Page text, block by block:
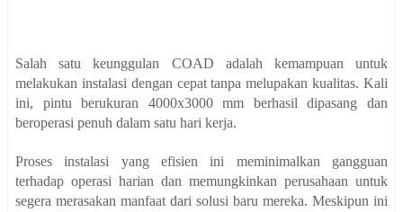
Salah satu keunggulan COAD adalah kemampuan untuk
melakukan instalasi dengan cepat tanpa melupakan kualitas. Kali
ini, pintu berukuran 4000x3000 mm berhasil dipasang dan
beroperasi penuh dalam satu hari kerja.
Proses instalasi yang efisien ini meminimalkan gangguan
terhadap operasi harian dan memungkinkan perusahaan untuk
segera merasakan manfaat dari solusi baru mereka. Meskipun ini